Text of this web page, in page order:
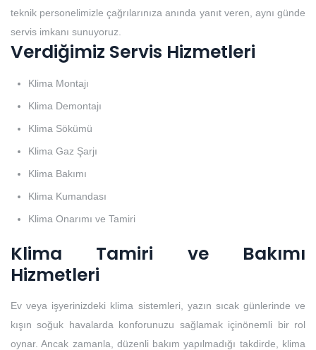
teknik personelimizle çağrılarınıza anında yanıt veren, aynı günde
servis imkanı sunuyoruz.
Verdiğimiz Servis Hizmetleri
Klima Montajı
Klima Demontajı
Klima Sökümü
Klima Gaz Şarjı
Klima Bakımı
Klima Kumandası
Klima Onarımı ve Tamiri
Klima Tamiri ve Bakımı
Hizmetleri
Ev veya işyerinizdeki klima sistemleri, yazın sıcak günlerinde ve
kışın soğuk havalarda konforunuzu sağlamak içinönemli bir rol
oynar. Ancak zamanla, düzenli bakım yapılmadığı takdirde, klima